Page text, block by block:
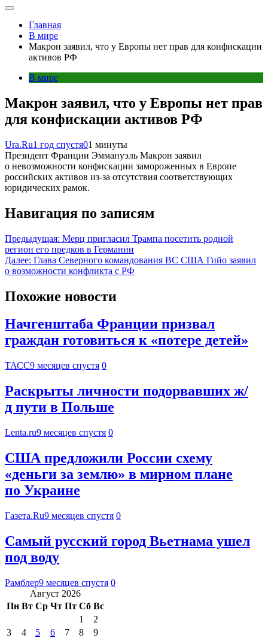
Главная
В мире
Макрон заявил, что у Европы нет прав для конфискации
активов РФ
В мире
Макрон заявил, что у Европы нет прав
для конфискации активов РФ
Ura.Ru1 год спустя01 минуты
Президент Франции Эммануэль Макрон заявил
о невозможности конфискации замороженных в Европе
российских активов из-за отсутствия соответствующих
юридических рамок.
Навигация по записям
Предыдущая: Мерц пригласил Трампа посетить родной
регион его предков в Германии
Далее: Глава Северного командования ВС США Гийо заявил
о возможности конфликта с РФ
Похожие новости
Начгенштаба Франции призвал
граждан готовиться к «потере детей»
ТАСС9 месяцев спустя 0
Раскрыты личности подорвавших ж/
д пути в Польше
Lenta.ru9 месяцев спустя 0
США предложили России схему
«деньги за землю» в мирном плане
по Украине
Газета.Ru9 месяцев спустя 0
Самый русский город Вьетнама ушел
под воду
Рамблер9 месяцев спустя 0
Август 2026
Пн Вт Ср Чт Пт Сб Вс
1
2
3
4 5 6 7 8
9